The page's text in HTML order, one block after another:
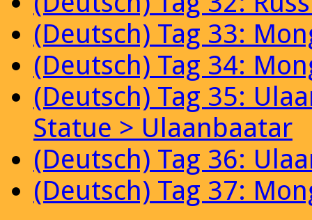
(Deutsch) Tag 33:
(Deutsch) Tag 34:
(Deutsch) Tag 35:
Statue > Ulaanbaatar
(Deutsch) Tag 36:
(Deutsch) Tag 37: